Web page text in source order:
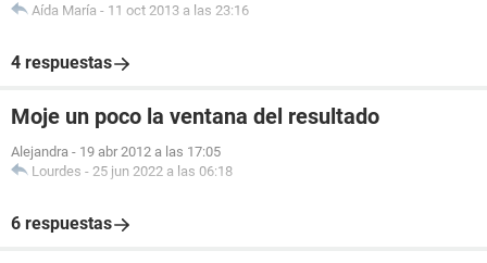
Aída María - 11 oct 2013 a las 23:16
4 respuestas
Moje un poco la ventana del resultado
Alejandra - 19 abr 2012 a las 17:05
Lourdes - 25 jun 2022 a las 06:18
6 respuestas